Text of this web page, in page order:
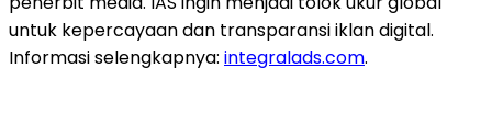
untuk kepercayaan dan transparansi iklan digital.
Informasi selengkapnya: integralads.com.